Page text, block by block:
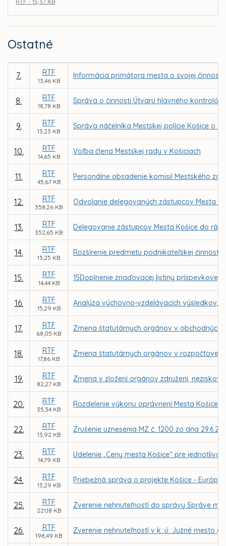
Ostatné
7. RTF
13,46 KB
Informácia primátora mesta o svojej
8. RTF
18,78 KB
Správa o činnosti Útvaru hlavného kontrolóra
9. RTF
13,23 KB
Správa náčelníka Mestskej polície Košice o
10. RTF
14,65 KB
Voľba člena Mestskej rady v Košiciach
11. RTF
45,67 KB
Personálne obsadenie komisií Mestského
12. RTF
358,26 KB
Odvolanie delegovaných zástupcov Mesta
13. RTF
352,65 KB
Delegovanie zástupcov Mesta Košice do
14. RTF
13,25 KB
Rozšírenie predmetu podnikateľskej činnosti
15. RTF
14,44 KB
15Doplnenie zriaďovacej listiny príspevkovej
16. RTF
15,29 KB
Analýza výchovno-vzdelávacích výsledkov,
17. RTF
68,05 KB
Zmena štatutárnych orgánov v obchodných
18. RTF
17,86 KB
Zmena štatutárnych orgánov v rozpočtovej
19. RTF
82,27 KB
Zmena v zložení orgánov združení,
20. RTF
35,34 KB
Rozdelenie výkonu oprávnení Mesta Košice
22. RTF
13,92 KB
Zrušenie uznesenia MZ č. 1200 zo dňa
23. RTF
14,79 KB
Udelenie „Ceny mesta Košice“ pre
24. RTF
13,29 KB
Priebežná správa o projekte Košice -
25. RTF
221,18 KB
Zverenie nehnuteľností do správy Správe
26. RTF
198,49 KB
Zverenie nehnuteľností v k. ú. Južné mesto